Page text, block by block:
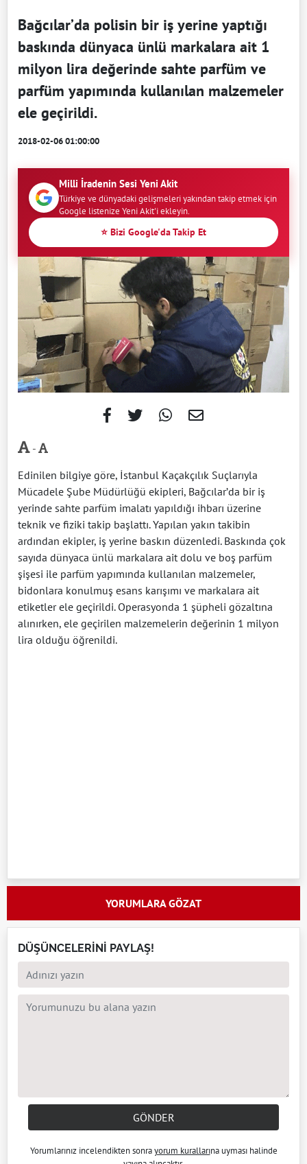
Bağcılar’da polisin bir iş yerine yaptığı
baskında dünyaca ünlü markalara ait 1
milyon lira değerinde sahte parfüm ve
parfüm yapımında kullanılan malzemeler
ele geçirildi.
2018-02-06 01:00:00
Milli İradenin Sesi Yeni Akit
Türkiye ve dünyadaki gelişmeleri yakından takip etmek için
Google listenize Yeni Akit'i ekleyin.
⭐ Bizi Google'da Takip Et
-
Edinilen bilgiye göre, İstanbul Kaçakçılık Suçlarıyla
Mücadele Şube Müdürlüğü ekipleri, Bağcılar’da bir iş
yerinde sahte parfüm imalatı yapıldığı ihbarı üzerine
teknik ve fiziki takip başlattı. Yapılan yakın takibin
ardından ekipler, iş yerine baskın düzenledi. Baskında çok
sayıda dünyaca ünlü markalara ait dolu ve boş parfüm
şişesi ile parfüm yapımında kullanılan malzemeler,
bidonlara konulmuş esans karışımı ve markalara ait
etiketler ele geçirildi. Operasyonda 1 şüpheli gözaltına
alınırken, ele geçirilen malzemelerin değerinin 1 milyon
lira olduğu öğrenildi.
YORUMLARA GÖZAT
DÜŞÜNCELERİNİ PAYLAŞ!
GÖNDER
Yorumlarınız incelendikten sonrayorum kurallarına uyması halinde